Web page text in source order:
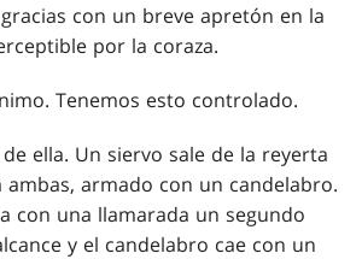
con un breve apretón en la
por la coraza.
Tenemos esto controlado.
ella. Un siervo sale de la reyerta
ambas, armado con un candelabro.
con una llamarada un segundo
y el candelabro cae con un